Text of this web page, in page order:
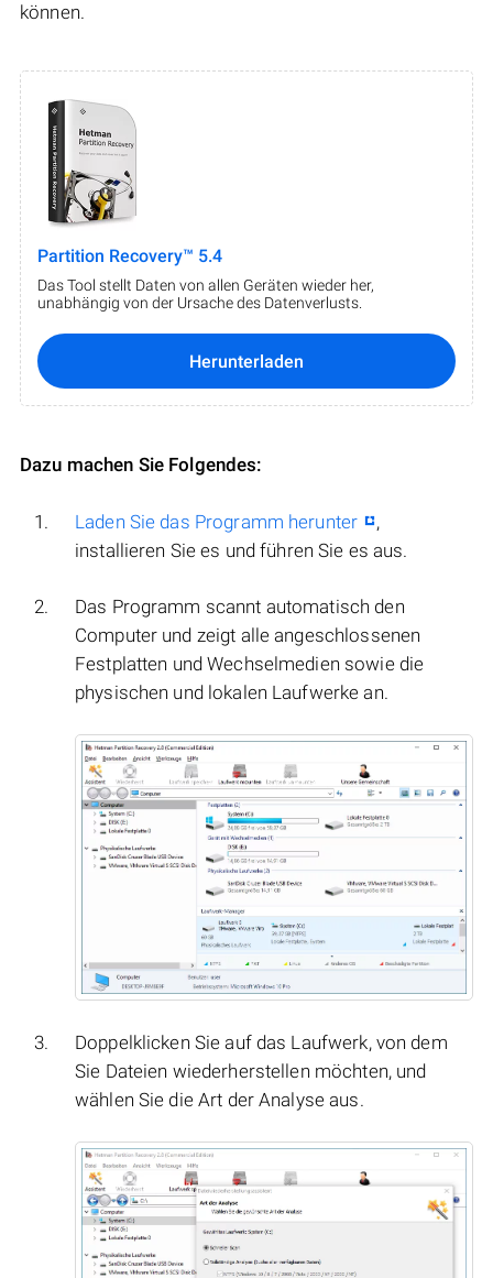
können.
Partition Recovery™ 5.4
Das Tool stellt Daten von allen Geräten wieder her,
unabhängig von der Ursache des Datenverlusts.
Herunterladen
Dazu machen Sie Folgendes:
Laden Sie das Programm herunter
,
installieren Sie es und führen Sie es aus.
Das Programm scannt automatisch den
Computer und zeigt alle angeschlossenen
Festplatten und Wechselmedien sowie die
physischen und lokalen Laufwerke an.
Doppelklicken Sie auf das Laufwerk, von dem
Sie Dateien wiederherstellen möchten, und
wählen Sie die Art der Analyse aus.